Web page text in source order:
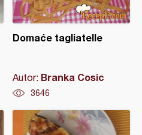
Domaće tagliatelle
Autor: Branka Cosic
3646